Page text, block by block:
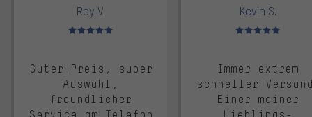
Roy V.
Bewertungen: 5 von 5
Guter Preis, super
Auswahl,
freundlicher
Kevin S.
Bewertungen: 5 von 5
Immer extrem
schneller
Einer meiner